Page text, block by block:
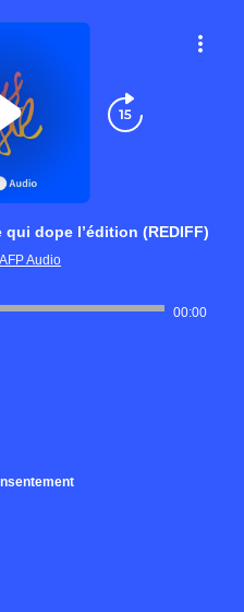
dope l’édition (REDIFF)
AFP Audio
00:00